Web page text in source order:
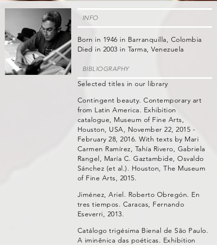
INFO
Born in 1946 in Barranquilla, Colombia
Died in 2003 in Tarma, Venezuela
BIBLIOGRAPHY
Selected titles in our library
Contingent beauty. Contemporary art
from Latin America. Exhibition
catalogue, Museum of Fine Arts,
Houston, USA, November 22, 2015 -
February 28, 2016. With texts by Mari
Carmen Ramírez, Tahía Rivero, Gabriela
Rangel, María C. Gaztambide, Osvaldo
Sánchez (et al.). Houston, The Museum
of Fine Arts, 2015.
Jiménez, Ariel. Roberto Obregón. En
tres tiempos. Caracas, Fernando
Eseverri, 2013.
Catálogo trigésima Bienal de São Paulo.
A iminênica das poéticas. Exhibition